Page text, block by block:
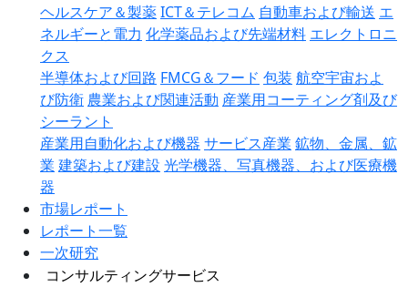
ヘルスケア＆製薬ICT＆テレコム 自動車および輸送 エ
ネルギーと電力 化学薬品および先端材料 エレクトロニ
クス
半導体および回路 FMCG＆フード 包装 航空宇宙およ
び防衛 農業および関連活動 産業用コーティング剤及び
シーラント
産業用自動化および機器 サービス産業 鉱物、金属、鉱
業 建築および建設 光学機器、写真機器、および医療機
器
市場レポート
レポート一覧
一次研究
コンサルティングサービス